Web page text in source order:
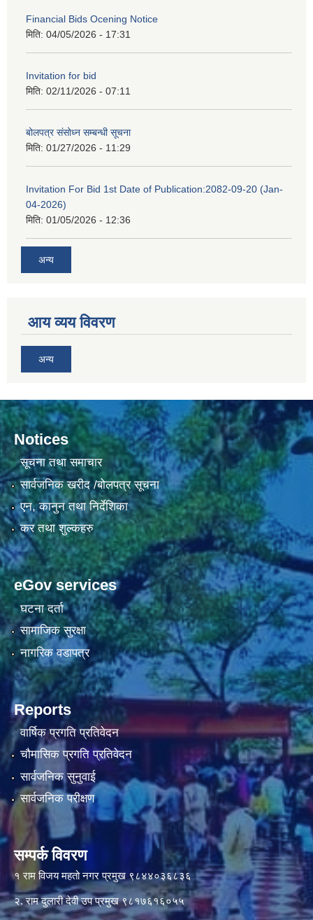
Financial Bids Ocening Notice
मिति: 04/05/2026 - 17:31
Invitation for bid
मिति: 02/11/2026 - 07:11
बोलपत्र संसोध्न सम्बन्धी सूचना
मिति: 01/27/2026 - 11:29
Invitation For Bid 1st Date of Publication:2082-09-20 (Jan-
04-2026)
मिति: 01/05/2026 - 12:36
अन्य
आय व्यय विवरण
अन्य
Notices
सूचना तथा समाचार
सार्वजनिक खरीद /बोलपत्र सूचना
एन, कानुन तथा निर्देशिका
कर तथा शुल्कहरु
eGov services
घटना दर्ता
सामाजिक सुरक्षा
नागरिक वडापत्र
Reports
वार्षिक प्रगति प्रतिवेदन
चौमासिक प्रगति प्रतिवेदन
सार्वजनिक सुनुवाई
सार्वजनिक परीक्षण
सम्पर्क विवरण
१ राम विजय महतो नगर प्रमुख ९८४४०३६८३६
२. राम दुलारी देवी उप प्रमुख ९८१७६१६०५५